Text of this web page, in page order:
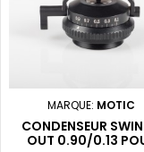
MARQUE: MOTIC
CONDENSEUR
OUT 0.90/0.13